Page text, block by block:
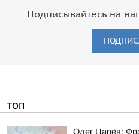
Подписывайтесь на
ТОП
Олег Царёв: